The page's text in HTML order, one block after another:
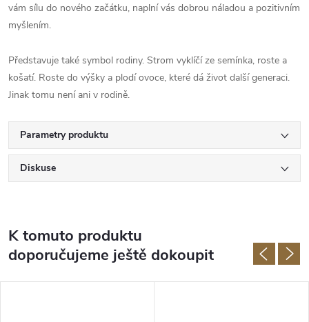
vám sílu do nového začátku, naplní vás dobrou náladou a pozitivním
myšlením.
Představuje také symbol rodiny. Strom vyklíčí ze semínka, roste a
košatí. Roste do výšky a plodí ovoce, které dá život další generaci.
Jinak tomu není ani v rodině.
Parametry produktu
Diskuse
K tomuto produktu
doporučujeme ještě dokoupit